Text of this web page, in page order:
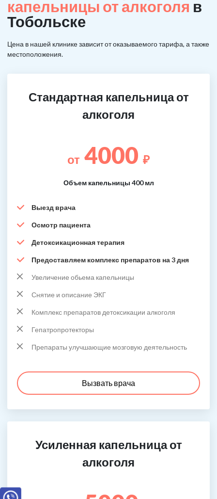
капельницы от алкоголя в
Тобольске
Цена в нашей клинике зависит от оказываемого тарифа, а также
местоположения.
Стандартная капельница от
алкоголя
от 4000 ₽
Объем капельницы 400 мл
Выезд врача
Осмотр пациента
Детоксикационная терапия
Предоставляем комплекс препаратов на 3 дня
Увеличение обьема капельницы
Снятие и описание ЭКГ
Комплекс препаратов детоксикации алкоголя
Гепатропротекторы
Препараты улучшающие мозговую деятельность
Вызвать врача
Усиленная капельница от
алкоголя